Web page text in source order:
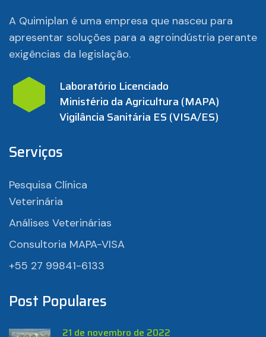
A Quimiplan é uma empresa que nasceu para
apresentar soluções para a agroindústria perante
exigências da legislação.
Laboratório Licenciado
Ministério da Agricultura (MAPA)
Vigilância Sanitária ES (VISA/ES)
Serviços
Pesquisa Clínica
Veterinária
Análises Veterinárias
Consultoria MAPA-VISA
+55 27 99841-6133
Post Populares
21 de novembro de 2022